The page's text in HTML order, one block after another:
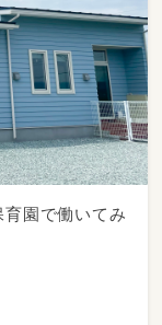
育園で働いてみ